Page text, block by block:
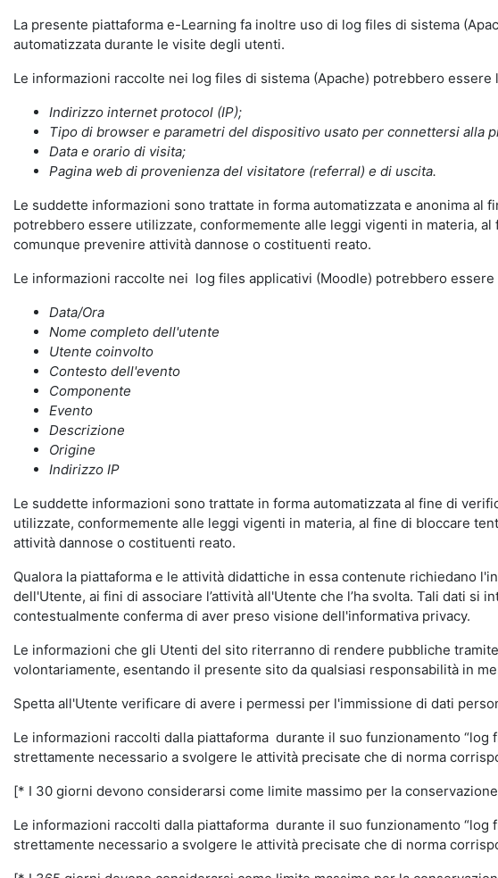
La presente piattaforma e-Learning fa inoltre uso di log files di sistema
automatizzata durante le visite degli utenti.
Le informazioni raccolte nei log files di sistema (Apache) potrebbero essere
Indirizzo internet protocol (IP);
Tipo di browser e parametri del dispositivo usato per connettersi alla
Data e orario di visita;
Pagina web di provenienza del visitatore (referral) e di uscita.
Le suddette informazioni sono trattate in forma automatizzata e anonima
potrebbero essere utilizzate, conformemente alle leggi vigenti in materia,
comunque prevenire attività dannose o costituenti reato.
Le informazioni raccolte nei log files applicativi (Moodle) potrebbero essere
Data/Ora
Nome completo dell'utente
Utente coinvolto
Contesto dell'evento
Componente
Evento
Descrizione
Origine
Indirizzo IP
Le suddette informazioni sono trattate in forma automatizzata al fine di
utilizzate, conformemente alle leggi vigenti in materia, al fine di bloccare
attività dannose o costituenti reato.
Qualora la piattaforma e le attività didattiche in essa contenute richiedano
dell'Utente, ai fini di associare l’attività all'Utente che l’ha svolta. Tali dati
contestualmente conferma di aver preso visione dell'informativa privacy.
Le informazioni che gli Utenti del sito riterranno di rendere pubbliche
volontariamente, esentando il presente sito da qualsiasi responsabilità in
Spetta all'Utente verificare di avere i permessi per l'immissione di dati
Le informazioni raccolti dalla piattaforma durante il suo funzionamento
strettamente necessario a svolgere le attività precisate che di norma
[* I 30 giorni devono considerarsi come limite massimo per la
Le informazioni raccolti dalla piattaforma durante il suo funzionamento
strettamente necessario a svolgere le attività precisate che di norma